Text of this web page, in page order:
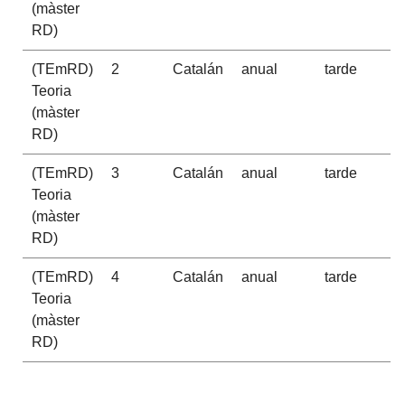
(màster
RD)
(TEmRD)
Teoria
(màster
RD)
2 Catalán anual tarde
(TEmRD)
Teoria
(màster
RD)
3 Catalán anual tarde
(TEmRD)
Teoria
(màster
RD)
4 Catalán anual tarde